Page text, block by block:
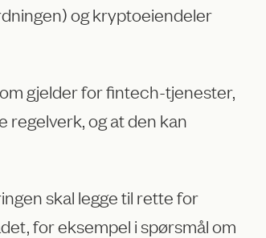
og kryptoeiendeler
gjelder for fintech-tjenester,
og at den kan
skal legge til rette for
for eksempel i spørsmål om